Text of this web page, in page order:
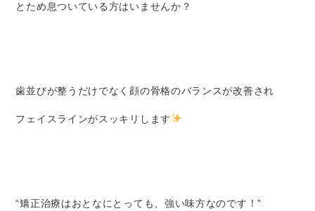
とため息ついている方はいませんか？
歯並びが整うだけでなく顔の骨格のバランスが改善され
フェイスラインがスッキリします
“矯正治療はおとなにとっても、強い味方なのです！”